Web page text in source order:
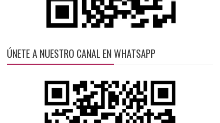
ÚNETE A NUESTRO CANAL EN WHATSAPP